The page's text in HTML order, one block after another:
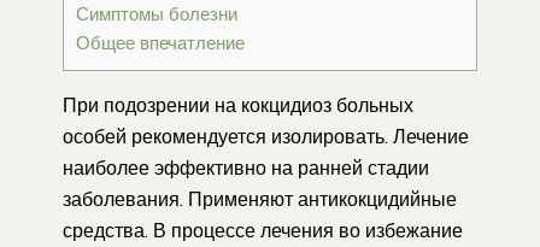
Симптомы болезни
Общее впечатление
При подозрении на кокцидиоз больных
особей рекомендуется изолировать. Лечение
наиболее эффективно на ранней стадии
заболевания. Применяют антикокцидийные
средства. В процессе лечения во избежание